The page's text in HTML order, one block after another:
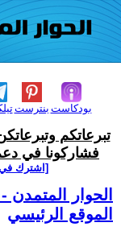
بنترست بودكاست
تبرعاتكم
فشاركونا في
[اشترك في
الحوار المتمدن
الموقع الرئيسي